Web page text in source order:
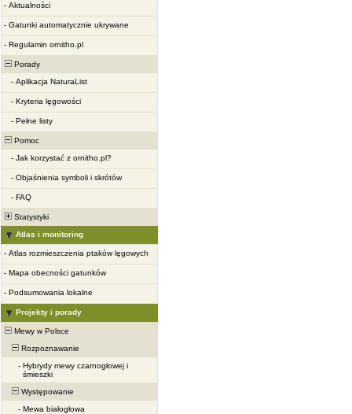
- Aktualności
- Gatunki automatycznie ukrywane
- Regulamin ornitho.pl
Porady
- Aplikacja NaturaList
- Kryteria lęgowości
- Pełne listy
Pomoc
- Jak korzystać z ornitho.pl?
- Objaśnienia symboli i skrótów
- FAQ
Statystyki
Atlas i monitoring
- Atlas rozmieszczenia ptaków lęgowych
- Mapa obecności gatunków
- Podsumowania lokalne
Projekty i porady
Mewy w Polsce
Rozpoznawanie
- Hybrydy mewy czarnogłowej i
śmieszki
Występowanie
- Mewa białogłowa